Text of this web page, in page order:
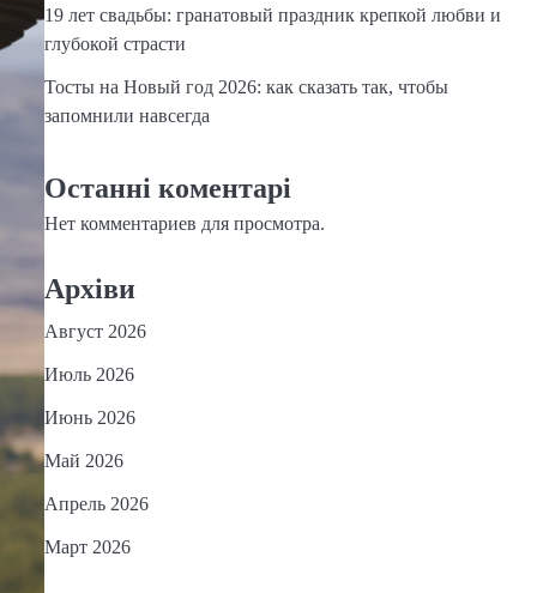
19 лет свадьбы: гранатовый праздник крепкой любви и
глубокой страсти
Тосты на Новый год 2026: как сказать так, чтобы
запомнили навсегда
Останні коментарі
Нет комментариев для просмотра.
Архіви
Август 2026
Июль 2026
Июнь 2026
Май 2026
Апрель 2026
Март 2026